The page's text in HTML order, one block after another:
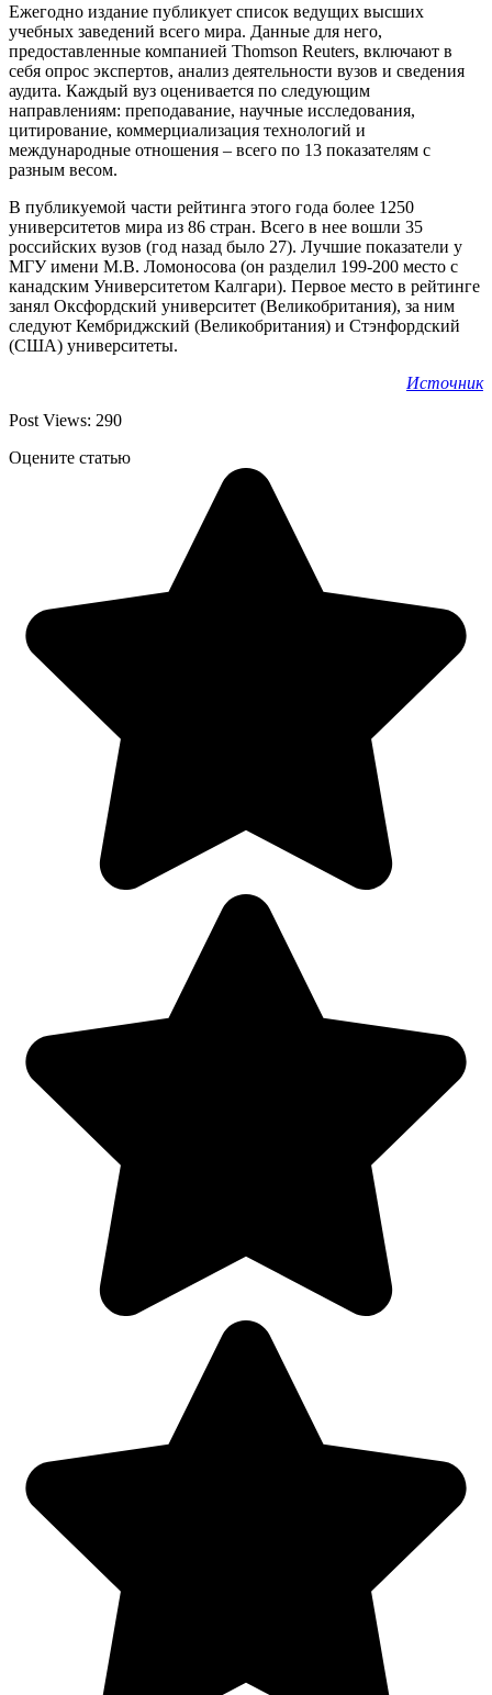
Ежегодно издание публикует список ведущих высших
учебных заведений всего мира. Данные для него,
предоставленные компанией Thomson Reuters, включают в
себя опрос экспертов, анализ деятельности вузов и сведения
аудита. Каждый вуз оценивается по следующим
направлениям: преподавание, научные исследования,
цитирование, коммерциализация технологий и
международные отношения – всего по 13 показателям с
разным весом.
В публикуемой части рейтинга этого года более 1250
университетов мира из 86 стран. Всего в нее вошли 35
российских вузов (год назад было 27). Лучшие показатели у
МГУ имени М.В. Ломоносова (он разделил 199-200 место с
канадским Университетом Калгари). Первое место в рейтинге
занял Оксфордский университет (Великобритания), за ним
следуют Кембриджский (Великобритания) и Стэнфордский
(США) университеты.
Источник
Post Views: 290
Оцените статью